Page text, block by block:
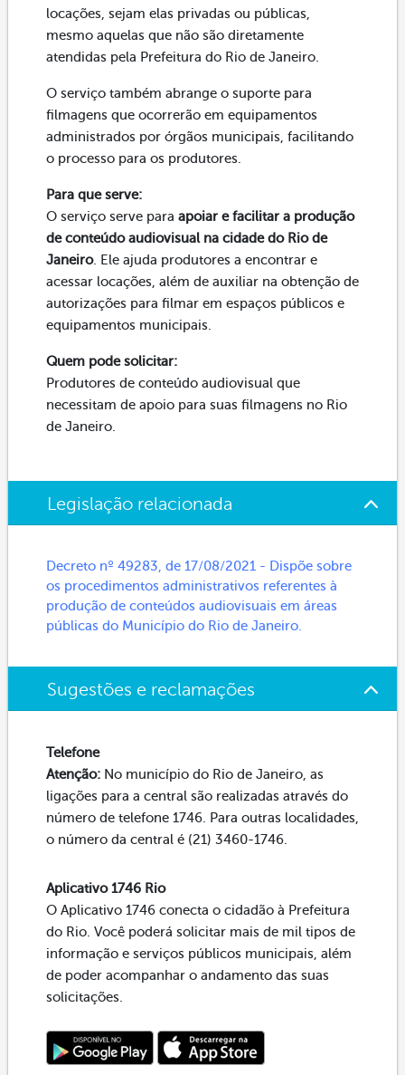
locações, sejam elas privadas ou públicas,
mesmo aquelas que não são diretamente
atendidas pela Prefeitura do Rio de Janeiro.
O serviço também abrange o suporte para
filmagens que ocorrerão em equipamentos
administrados por órgãos municipais, facilitando
o processo para os produtores.
Para que serve:
O serviço serve para apoiar e facilitar a produção
de conteúdo audiovisual na cidade do Rio de
Janeiro. Ele ajuda produtores a encontrar e
acessar locações, além de auxiliar na obtenção de
autorizações para filmar em espaços públicos e
equipamentos municipais.
Quem pode solicitar:
Produtores de conteúdo audiovisual que
necessitam de apoio para suas filmagens no Rio
de Janeiro.
Legislação relacionada
Decreto nº 49283, de 17/08/2021 - Dispõe sobre
os procedimentos administrativos referentes à
produção de conteúdos audiovisuais em áreas
públicas do Município do Rio de Janeiro.
Sugestões e reclamações
Telefone
Atenção: No município do Rio de Janeiro, as
ligações para a central são realizadas através do
número de telefone 1746. Para outras localidades,
o número da central é (21) 3460-1746.
Aplicativo 1746 Rio
O Aplicativo 1746 conecta o cidadão à Prefeitura
do Rio. Você poderá solicitar mais de mil tipos de
informação e serviços públicos municipais, além
de poder acompanhar o andamento das suas
solicitações.